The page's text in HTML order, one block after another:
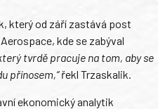
který od září zastává post
kde se zabýval
tvrdě pracuje na tom, aby se
přínosem,“řekl Trzaskalik.
ekonomický analytik